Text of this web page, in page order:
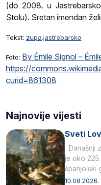
(do 2008. u
Stolu). Sretan imendan
Tekst: zupa.jastrebarsko
Foto: By Émile Signol –
https://
curid=861308
Najnovije vijesti
Sveti
Današnji
je oko
španjolski
10.08.2026.